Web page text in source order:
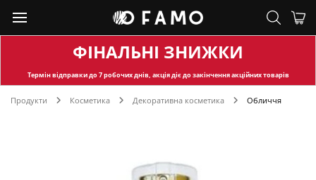
ФІНАЛЬНІ ЗНИЖКИ
Термін відправкидо 7 робочих днів, акція діє до закінчення акційних товарів
Продукти Косметика Декоративна косметика Обличчя